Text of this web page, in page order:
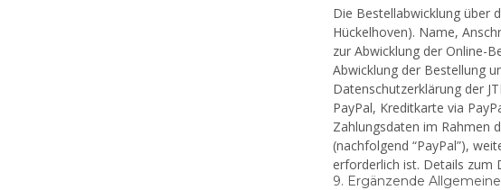
Die Bestellabwicklung über
Hückelhoven). Name,
zur Abwicklung der Online-
Abwicklung der Bestellung
Datenschutzerklärung der
PayPal, Kreditkarte via
Zahlungsdaten im Rahmen
(nachfolgend “PayPal”),
erforderlich ist. Details zum
9. Ergänzende